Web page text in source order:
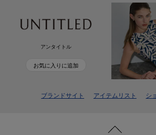
アンタイトル
お気に入りに追加
ブランドサイト アイテムリスト シ